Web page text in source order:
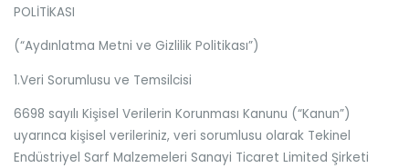
POLİTİKASI
(“Aydınlatma Metni ve Gizlilik Politikası”)
1.Veri Sorumlusu ve Temsilcisi
6698 sayılı Kişisel Verilerin Korunması Kanunu (“Kanun”)
uyarınca kişisel verileriniz, veri sorumlusu olarak Tekinel
Endüstriyel Sarf Malzemeleri Sanayi Ticaret Limited Şirketi